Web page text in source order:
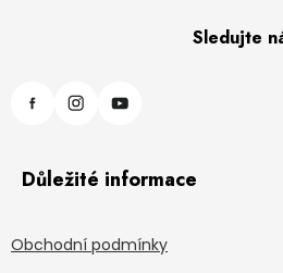
Sledujte
Důležité informace
Obchodní podmínky